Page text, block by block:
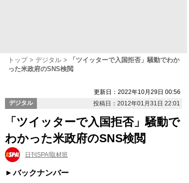
トップ デジタル
「ツイッターで入国拒否」騒動でわか
った米政府のSNS検閲
更新日：2022年10月29日 00:56
デジタル
投稿日：2012年01月31日 22:01
「ツイッターで入国拒否」騒動で
わかった米政府のSNS検閲
日刊SPA!取材班
バックナンバー